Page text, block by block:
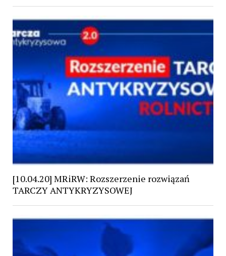
[10.04.20] MRiRW: Rozszerzenie rozwiązań
TARCZY ANTYKRYZYSOWEJ